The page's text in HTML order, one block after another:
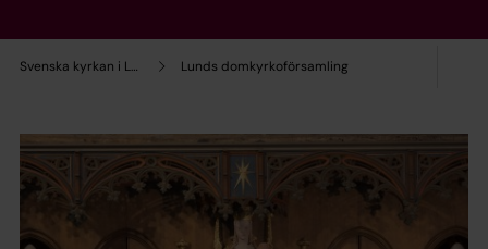
Svenska kyrkan i Lund Lunds domkyrkoförsamling